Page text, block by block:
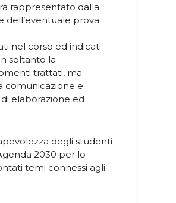
rappresentato dalla
dell’eventuale prova
nel corso ed indicati
soltanto la
trattati, ma
comunicazione e
elaborazione ed
degli studenti
2030 per lo
temi connessi agli